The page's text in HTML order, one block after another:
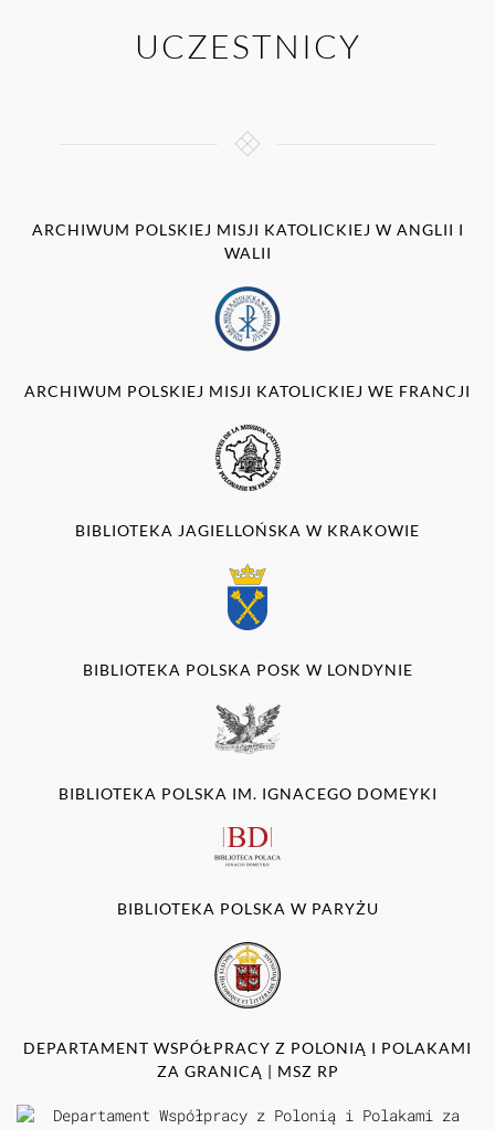
UCZESTNICY
ARCHIWUM POLSKIEJ MISJI KATOLICKIEJ W ANGLII I
WALII
ARCHIWUM POLSKIEJ MISJI KATOLICKIEJ WE FRANCJI
BIBLIOTEKA JAGIELLOŃSKA W KRAKOWIE
BIBLIOTEKA POLSKA POSK W LONDYNIE
BIBLIOTEKA POLSKA IM. IGNACEGO DOMEYKI
BIBLIOTEKA POLSKA W PARYŻU
DEPARTAMENT WSPÓŁPRACY Z POLONIĄ I POLAKAMI
ZA GRANICĄ | MSZ RP